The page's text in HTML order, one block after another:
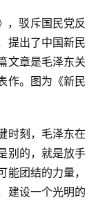
，驳斥国民党反
提出了中国新民
文章是毛泽东关
作。图为《新民
时刻，毛泽东在
别的，就是放手
团结的力量，
建设一个光明的